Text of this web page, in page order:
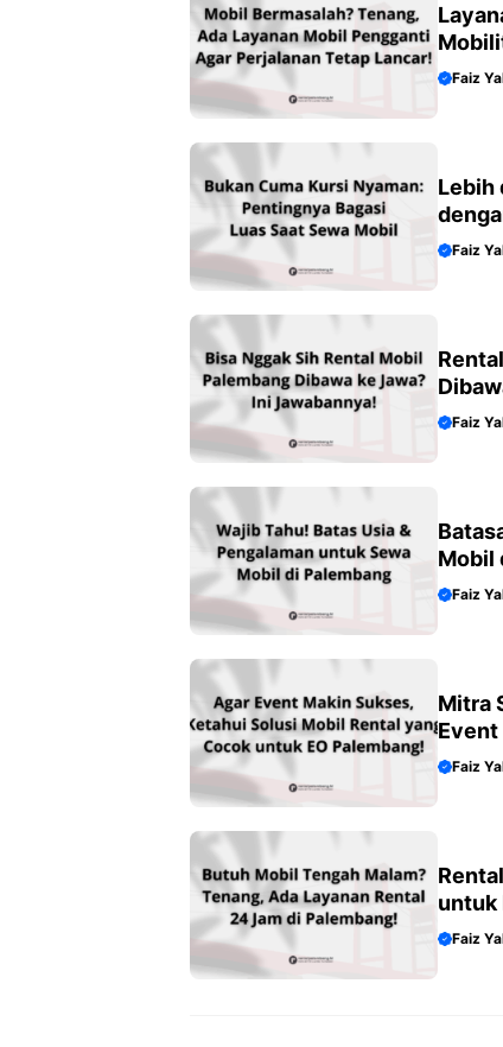
Faiz
Lebih
Faiz
Faiz
Mobil
Faiz
Mitra
Event
Faiz
untuk
Faiz